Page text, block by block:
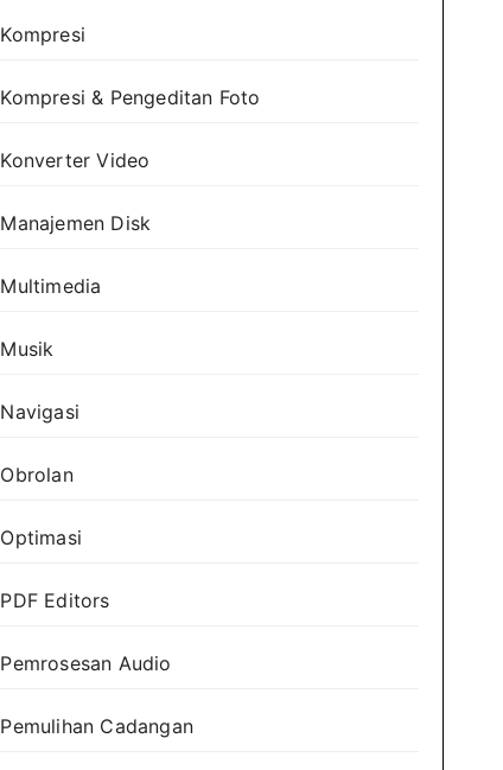
Kompresi
Kompresi & Pengeditan Foto
Konverter Video
Manajemen Disk
Multimedia
Musik
Navigasi
Obrolan
Optimasi
PDF Editors
Pemrosesan Audio
Pemulihan Cadangan